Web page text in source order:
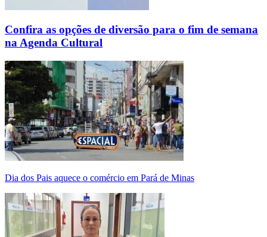
Confira as opções de diversão para o fim de semana
na Agenda Cultural
Dia dos Pais aquece o comércio em Pará de Minas